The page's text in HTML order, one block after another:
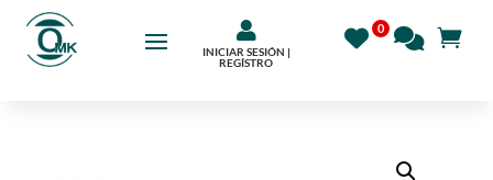

INICIAR SESIÓN |
REGÍSTRO